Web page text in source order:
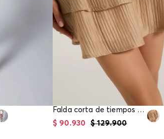
Falda corta de tiempos para mujer
$ 129.900
$ 90.930